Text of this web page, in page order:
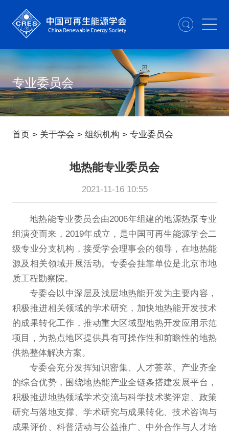
专业委员会
首页> 关于学会 > 组织机构 > 专业委员会
地热能专业委员会
2021-11-16 10:55
地热能专业委员会由2006年组建的地源热泵专业
组演变而来，2019年成立，是中国可再生能源学会二
级专业分支机构，接受学会理事会的领导，在地热能
源及相关领域开展活动。专委会挂靠单位是北京市地
质工程勘察院。
专委会以中深层及浅层地热能开发为主要内容，
积极推进相关领域的学术研究，加快地热能开发技术
的成果转化工作，推动重大区域型地热开发应用示范
项目，为热点地区提供具有可操作性和前瞻性的地热
供热整体解决方案。
专委会充分发挥知识密集、人才荟萃、产业齐全
的综合优势，围绕地热能产业全链条搭建发展平台，
积极推进地热领域学术交流与科学技术奖评定、政策
研究与落地支撑、学术研究与成果转化、技术咨询与
成果评价、科普活动与公益推广、中外合作与人才培